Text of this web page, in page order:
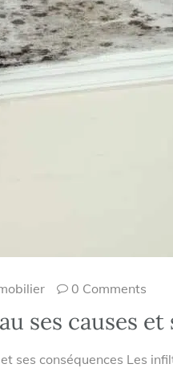
0 Comments
ses causes
ses conséquences Les